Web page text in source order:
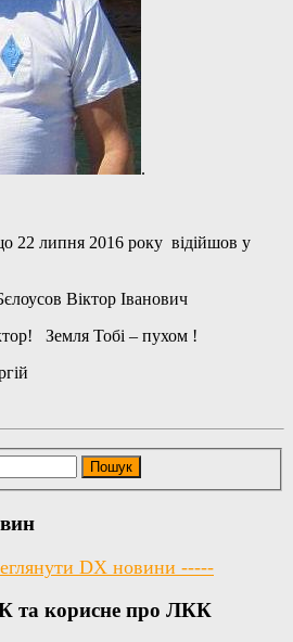
.
22 липня 2016 року відійшов у
Віктор Іванович
Земля Тобі – пухом !
DX новини -----
та корисне про ЛКК